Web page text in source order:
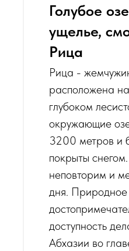
Голубое
ущелье,
Рица
Рица -
расположена
глубоком
окружающие
3200 метров и
покрыты
неповторим и
дня. Природное
доступность
Абхазии во